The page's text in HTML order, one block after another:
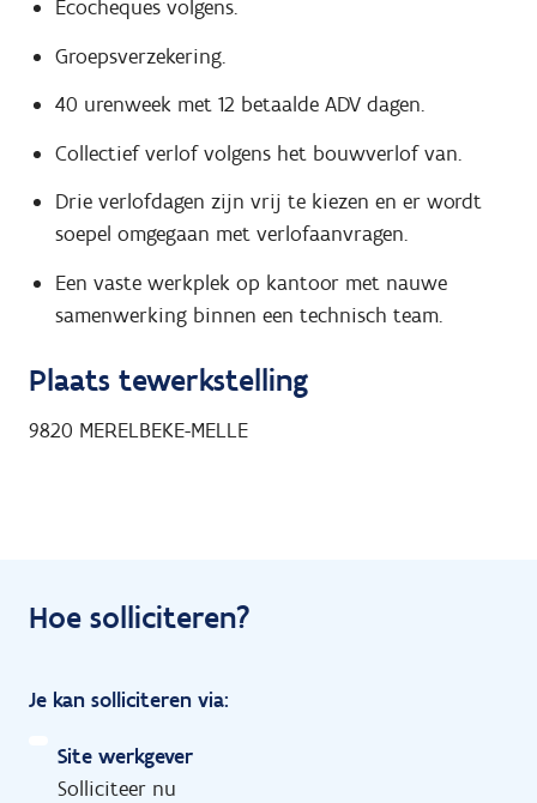
Ecocheques volgens.
Groepsverzekering.
40 urenweek met 12 betaalde ADV dagen.
Collectief verlof volgens het bouwverlof van.
Drie verlofdagen zijn vrij te kiezen en er wordt
soepel omgegaan met verlofaanvragen.
Een vaste werkplek op kantoor met nauwe
samenwerking binnen een technisch team.
Plaats tewerkstelling
9820 MERELBEKE-MELLE
Hoe solliciteren?
Je kan solliciteren via:
Site werkgever
Solliciteer nu